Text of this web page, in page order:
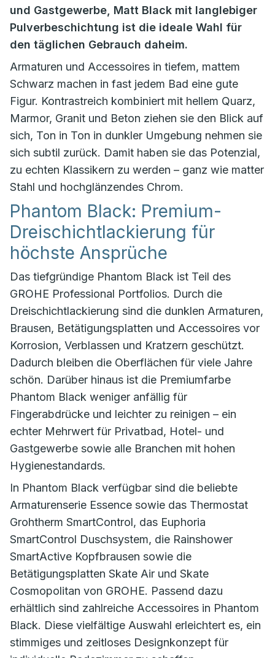
und Gastgewerbe, Matt Black mit langlebiger
Pulverbeschichtung ist die ideale Wahl für
den täglichen Gebrauch daheim.
Armaturen und Accessoires in tiefem, mattem
Schwarz machen in fast jedem Bad eine gute
Figur. Kontrastreich kombiniert mit hellem Quarz,
Marmor, Granit und Beton ziehen sie den Blick auf
sich, Ton in Ton in dunkler Umgebung nehmen sie
sich subtil zurück. Damit haben sie das Potenzial,
zu echten Klassikern zu werden – ganz wie matter
Stahl und hochglänzendes Chrom.
Phantom Black: Premium-
Dreischichtlackierung für
höchste Ansprüche
Das tiefgründige Phantom Black ist Teil des
GROHE Professional Portfolios. Durch die
Dreischichtlackierung sind die dunklen Armaturen,
Brausen, Betätigungsplatten und Accessoires vor
Korrosion, Verblassen und Kratzern geschützt.
Dadurch bleiben die Oberflächen für viele Jahre
schön. Darüber hinaus ist die Premiumfarbe
Phantom Black weniger anfällig für
Fingerabdrücke und leichter zu reinigen – ein
echter Mehrwert für Privatbad, Hotel- und
Gastgewerbe sowie alle Branchen mit hohen
Hygienestandards.
In Phantom Black verfügbar sind die beliebte
Armaturenserie Essence sowie das Thermostat
Grohtherm SmartControl, das Euphoria
SmartControl Duschsystem, die Rainshower
SmartActive Kopfbrausen sowie die
Betätigungsplatten Skate Air und Skate
Cosmopolitan von GROHE. Passend dazu
erhältlich sind zahlreiche Accessoires in Phantom
Black. Diese vielfältige Auswahl erleichtert es, ein
stimmiges und zeitloses Designkonzept für